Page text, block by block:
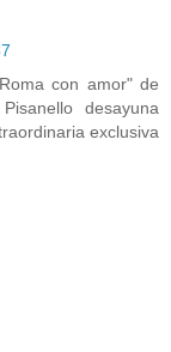
con amor" de
desayuna
exclusiva